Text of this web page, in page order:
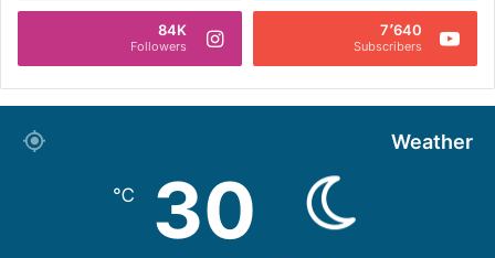
7٬640
Subscribers
84K
Followers
Weather
30
℃